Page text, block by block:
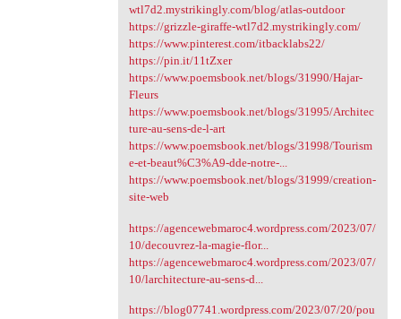
wtl7d2.mystrikingly.com/blog/atlas-outdoor
https://grizzle-giraffe-wtl7d2.mystrikingly.com/
https://www.pinterest.com/itbacklabs22/
https://pin.it/11tZxer
https://www.poemsbook.net/blogs/31990/Hajar-
Fleurs
https://www.poemsbook.net/blogs/31995/Architec
ture-au-sens-de-l-art
https://www.poemsbook.net/blogs/31998/Tourism
e-et-beaut%C3%A9-dde-notre-...
https://www.poemsbook.net/blogs/31999/creation-
site-web
https://agencewebmaroc4.wordpress.com/2023/07/
10/decouvrez-la-magie-flor...
https://agencewebmaroc4.wordpress.com/2023/07/
10/larchitecture-au-sens-d...
https://blog07741.wordpress.com/2023/07/20/pou